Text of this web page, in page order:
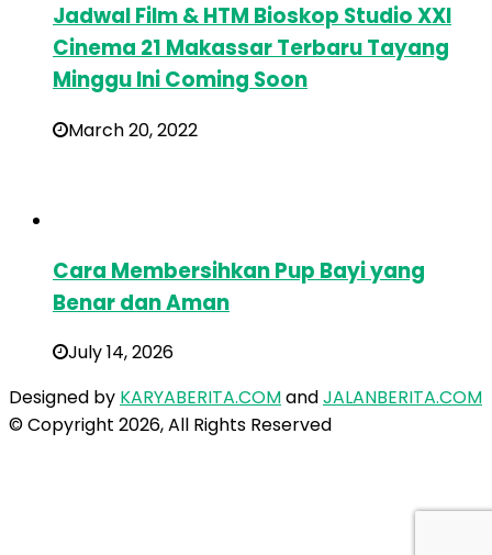
Jadwal Film & HTM Bioskop Studio XXI
Cinema 21 Makassar Terbaru Tayang
Minggu Ini Coming Soon
March 20, 2022
Cara Membersihkan Pup Bayi yang
Benar dan Aman
July 14, 2026
Designed by KARYABERITA.COMandJALANBERITA.COM
© Copyright 2026, All Rights Reserved